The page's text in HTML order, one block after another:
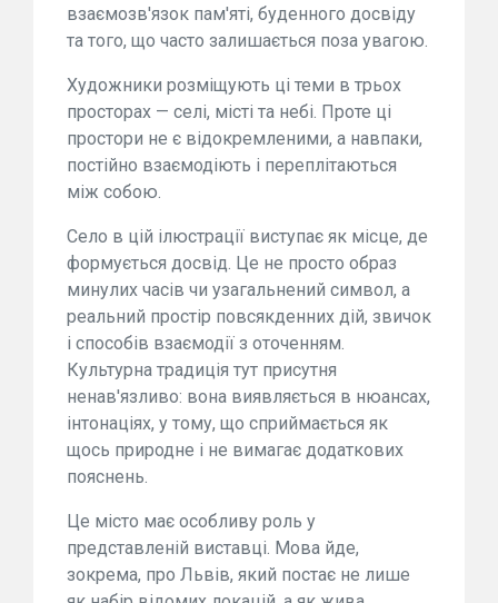
взаємозв'язок пам'яті, буденного досвіду
та того, що часто залишається поза увагою.
Художники розміщують ці теми в трьох
просторах — селі, місті та небі. Проте ці
простори не є відокремленими, а навпаки,
постійно взаємодіють і переплітаються
між собою.
Село в цій ілюстрації виступає як місце, де
формується досвід. Це не просто образ
минулих часів чи узагальнений символ, а
реальний простір повсякденних дій, звичок
і способів взаємодії з оточенням.
Культурна традиція тут присутня
ненав'язливо: вона виявляється в нюансах,
інтонаціях, у тому, що сприймається як
щось природне і не вимагає додаткових
пояснень.
Це місто має особливу роль у
представленій виставці. Мова йде,
зокрема, про Львів, який постає не лише